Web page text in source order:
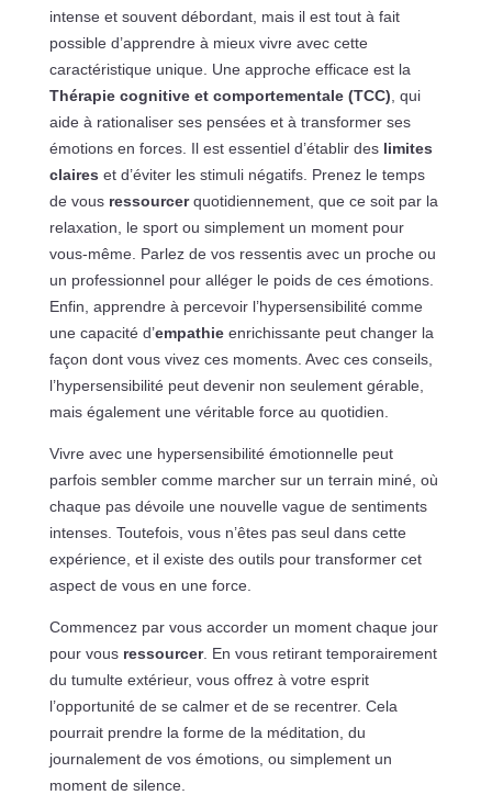
intense et souvent débordant, mais il est tout à fait
possible d’apprendre à mieux vivre avec cette
caractéristique unique. Une approche efficace est la
Thérapie cognitive et comportementale (TCC) , qui
aide à rationaliser ses pensées et à transformer ses
émotions en forces. Il est essentiel d’établir des limites
claires et d’éviter les stimuli négatifs. Prenez le temps
de vous ressourcerquotidiennement, que ce soit par la
relaxation, le sport ou simplement un moment pour
vous-même. Parlez de vos ressentis avec un proche ou
un professionnel pour alléger le poids de ces émotions.
Enfin, apprendre à percevoir l’hypersensibilité comme
une capacité d’empathieenrichissante peut changer la
façon dont vous vivez ces moments. Avec ces conseils,
l’hypersensibilité peut devenir non seulement gérable,
mais également une véritable force au quotidien.
Vivre avec une hypersensibilité émotionnelle peut
parfois sembler comme marcher sur un terrain miné, où
chaque pas dévoile une nouvelle vague de sentiments
intenses. Toutefois, vous n’êtes pas seul dans cette
expérience, et il existe des outils pour transformer cet
aspect de vous en une force.
Commencez par vous accorder un moment chaque jour
pour vous ressourcer. En vous retirant temporairement
du tumulte extérieur, vous offrez à votre esprit
l’opportunité de se calmer et de se recentrer. Cela
pourrait prendre la forme de la méditation, du
journalement de vos émotions, ou simplement un
moment de silence.